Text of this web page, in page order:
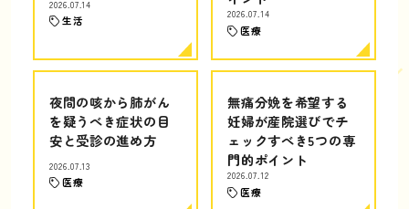
2026.07.14
生活
2026.07.14
医療
夜間の咳から肺がん
を疑うべき症状の目
安と受診の進め方
2026.07.13
医療
無痛分娩を希望する
妊婦が産院選びでチ
ェックすべき5つの専
門的ポイント
2026.07.12
医療